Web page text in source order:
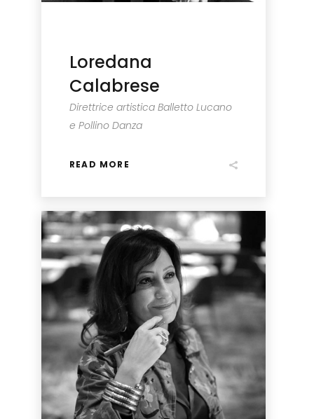
Loredana
Calabrese
Direttrice artistica Balletto Lucano
e Pollino Danza
READ MORE